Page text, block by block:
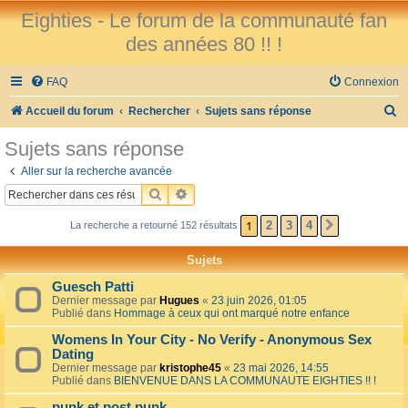
Eighties - Le forum de la communauté fan
des années 80 !! !
FAQ Connexion
Accueil du forum Rechercher Sujets sans réponse
h
r
Sujets sans réponse
Aller sur la recherche avancée
RECHERCHER
RECHERCHE AVANCÉE
La recherche a retourné 152 résultats 1 2 3 4
Sujets
Guesch Patti
Dernier message par Hugues « 23 juin 2026, 01:05
Publié dans Hommage à ceux qui ont marqué notre enfance
Womens In Your City - No Verify - Anonymous Sex
Dating
Dernier message par kristophe45 « 23 mai 2026, 14:55
Publié dans BIENVENUE DANS LA COMMUNAUTE EIGHTIES !! !